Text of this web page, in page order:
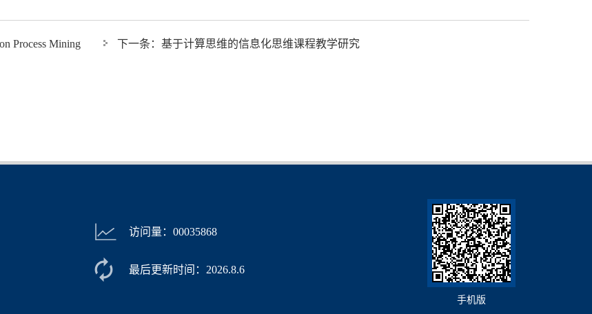
Process Mining 下一条： 基于计算思维的信息化思维课程教学研究
访问量： 00035868
最后更新时间： 2026.8.6
手机版